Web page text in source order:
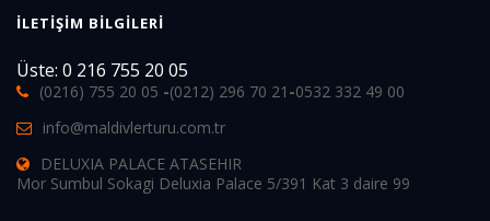
İLETIŞIM BILGILERI
Üste: 0 216 755 20 05
(0216) 755 20 05 -(0212) 296 70 21 -0532 332 49 00
info@maldivlerturu.com.tr
DELUXIA PALACE ATASEHIR
Mor Sumbul Sokagi Deluxia Palace 5/391 Kat 3 daire 99